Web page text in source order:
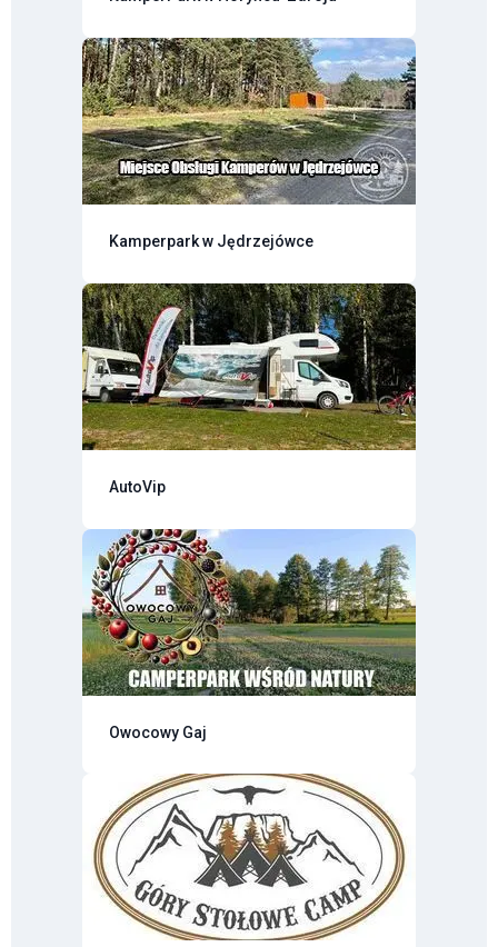
Kamperpark w Jędrzejówce
AutoVip
Owocowy Gaj